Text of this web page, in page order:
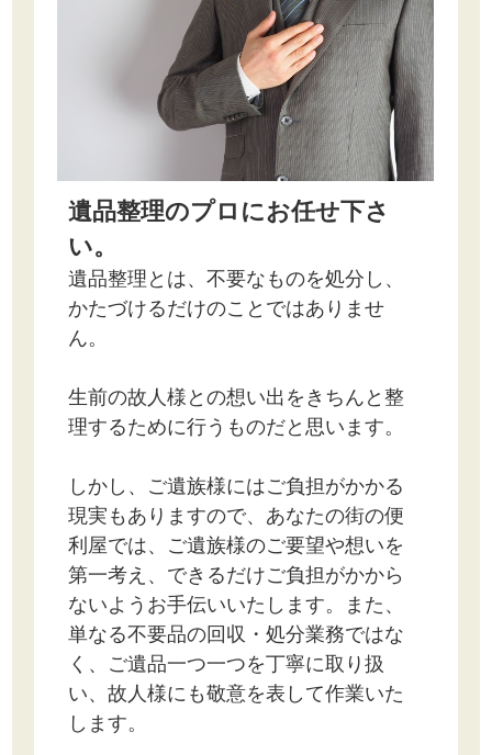
遺品整理のプロにお任せ下さ
い。
遺品整理とは、不要なものを処分し、
かたづけるだけのことではありませ
ん。
生前の故人様との想い出をきちんと整
理するために行うものだと思います。
しかし、ご遺族様にはご負担がかかる
現実もありますので、あなたの街の便
利屋では、ご遺族様のご要望や想いを
第一考え、できるだけご負担がかから
ないようお手伝いいたします。また、
単なる不要品の回収・処分業務ではな
く、ご遺品一つ一つを丁寧に取り扱
い、故人様にも敬意を表して作業いた
します。